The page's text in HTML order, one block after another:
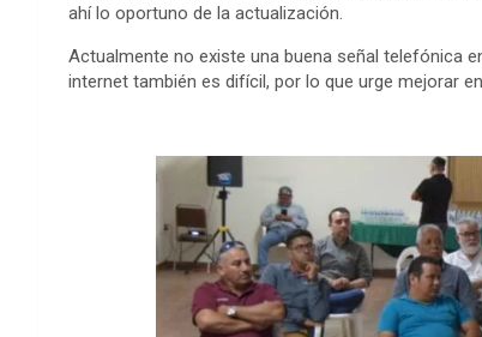
ahí lo oportuno de la actualización.
Actualmente no existe una buena señal telefónica
internet también es difícil, por lo que urge mejorar